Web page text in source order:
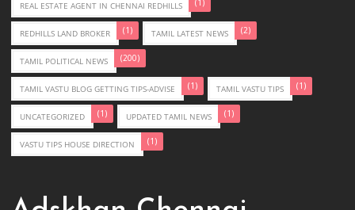
REAL ESTATE AGENT IN CHENNAI REDHILLS (1)
REDHILLS LAND BROKER (1) TAMIL LATEST NEWS (2)
TAMIL POLITICAL NEWS (200)
TAMIL VASTU BLOG GETTING TIPS-ADVISE (1) TAMIL VASTU TIPS (1)
UNCATEGORIZED (1) UPDATED TAMIL NEWS (1)
VASTU TIPS HOUSE DIRECTION (1)